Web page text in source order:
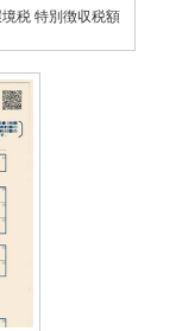
税 特別徴収税額